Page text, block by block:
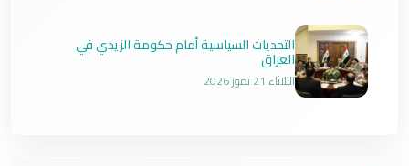
التحديات السياسية أمام حكومة الزيدي في
العراق
الثلاثاء 21 تموز 2026